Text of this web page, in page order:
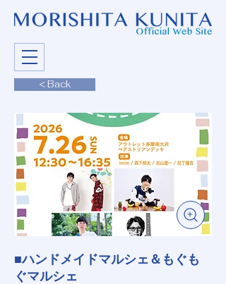
< Back
■ハンドメイドマルシェ＆もぐも
ぐマルシェ